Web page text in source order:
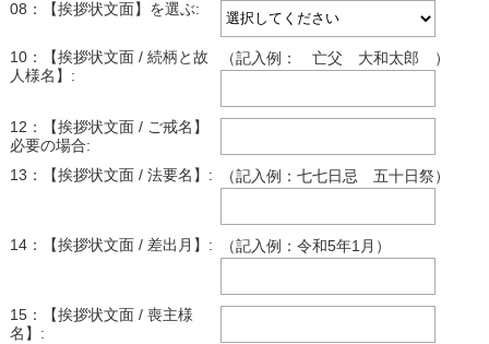
08：【挨拶状文面】を選ぶ:
10：【挨拶状文面 / 続柄と故
人様名】:
（記入例： 亡父 大和太郎 ）
12：【挨拶状文面 / ご戒名】
必要の場合:
13：【挨拶状文面 / 法要名】:
（記入例：七七日忌 五十日祭）
14：【挨拶状文面 / 差出月】: （記入例：令和5年1月）
15：【挨拶状文面 / 喪主様
名】: